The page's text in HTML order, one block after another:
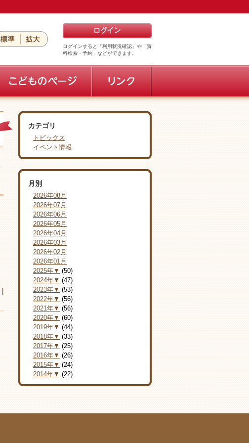
ログインすると「利用状況確認」や「資
料検索・予約」などができます。
カテゴリ
トピックス
イベント情報
月別
2026年08月
2026年07月
2026年06月
2026年05月
2026年04月
2026年03月
2026年02月
2026年01月
2025年▼ (50)
2024年▼ (47)
2023年▼ (53)
2022年▼ (56)
2021年▼ (56)
2020年▼ (60)
2019年▼ (44)
2018年▼ (33)
2017年▼ (25)
2016年▼ (26)
2015年▼ (24)
2014年▼ (22)